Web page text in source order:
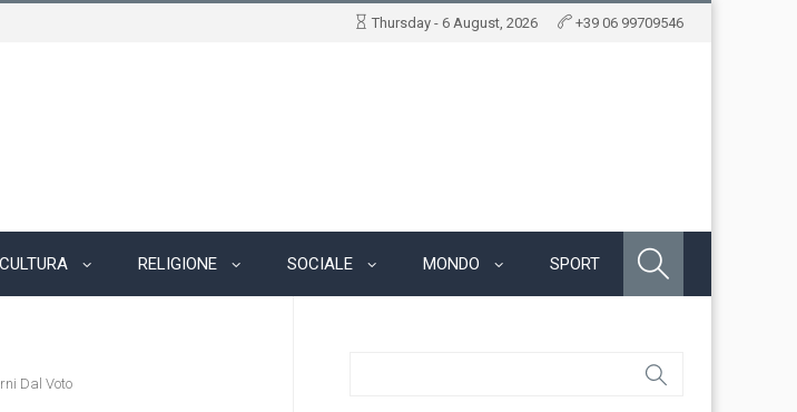
Thursday - 6 August, 2026 +39 06 99709546
CULTURA RELIGIONE SOCIALE MONDO SPORT
Dal Voto